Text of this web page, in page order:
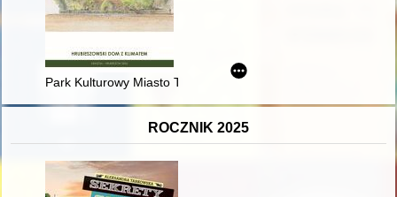
Park Kulturowy Miasto Tkaczy (Zgierz)
ROCZNIK 2025